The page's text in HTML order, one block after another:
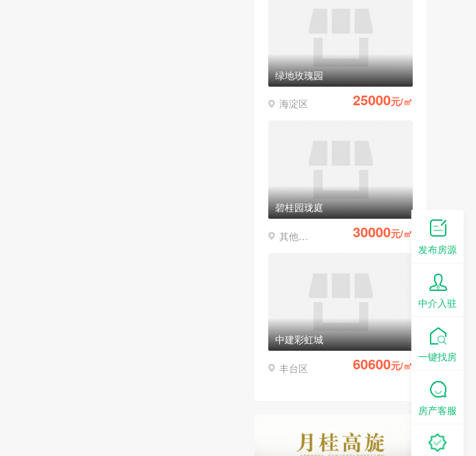
绿地玫瑰园
海淀区 25000元/㎡
碧桂园珑庭
其他区县 30000元/㎡
中建彩虹城
丰台区 60600元/㎡
发布房源
中介入驻
一键找房
房产客服